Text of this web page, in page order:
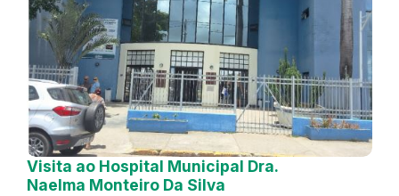
Visita ao Hospital Municipal Dra.
Naelma Monteiro Da Silva